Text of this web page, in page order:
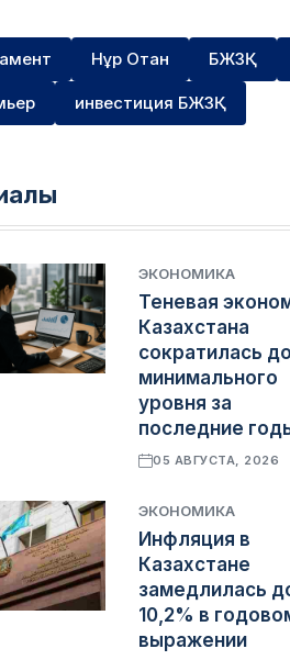
Нұр Отан БЖЗҚ
инвестиция БЖЗҚ
ЭКОНОМИКА
Теневая
Казахстана
сократилась до
минимального
уровня за
последние
05 АВГУСТА, 2026
ЭКОНОМИКА
Инфляция в
Казахстане
замедлилась
10,2% в
выражении